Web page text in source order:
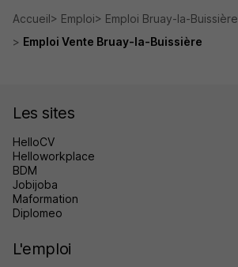
Accueil Emploi
Emploi Bruay-la-Buissière
Emploi Vente Bruay-la-Buissière
Les sites
HelloCV
Helloworkplace
BDM
Jobijoba
Maformation
Diplomeo
L'emploi